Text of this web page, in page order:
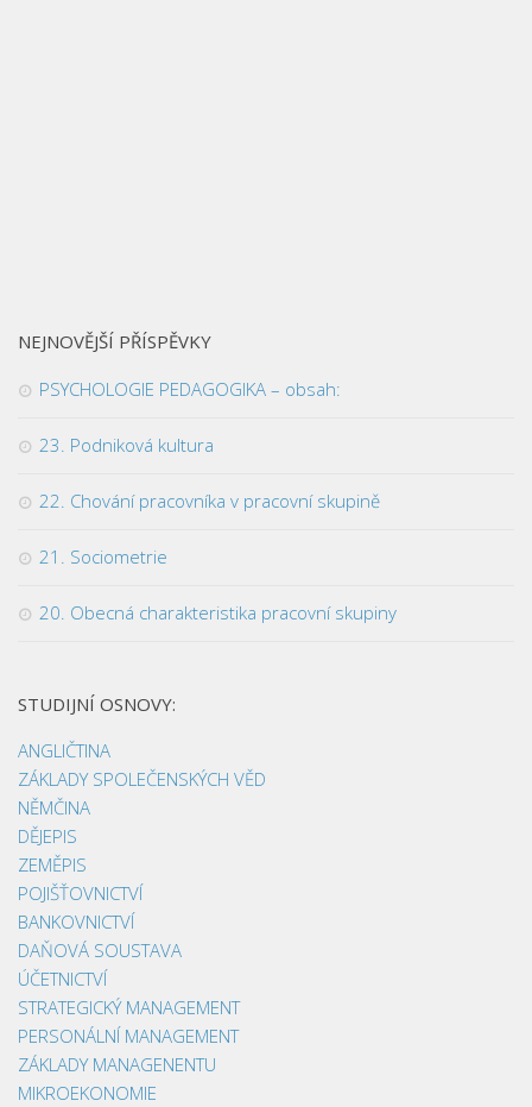
NEJNOVĚJŠÍ PŘÍSPĚVKY
PSYCHOLOGIE PEDAGOGIKA – obsah:
23. Podniková kultura
22. Chování pracovníka v pracovní skupině
21. Sociometrie
20. Obecná charakteristika pracovní skupiny
STUDIJNÍ OSNOVY:
ANGLIČTINA
ZÁKLADY SPOLEČENSKÝCH VĚD
NĚMČINA
DĚJEPIS
ZEMĚPIS
POJIŠŤOVNICTVÍ
BANKOVNICTVÍ
DAŇOVÁ SOUSTAVA
ÚČETNICTVÍ
STRATEGICKÝ MANAGEMENT
PERSONÁLNÍ MANAGEMENT
ZÁKLADY MANAGENENTU
MIKROEKONOMIE